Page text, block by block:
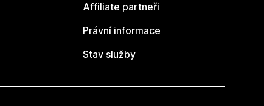
Affiliate partneři
Právní informace
Stav služby